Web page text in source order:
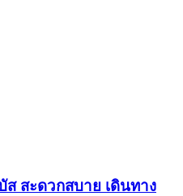
สะดวกสบาย เดินทาง